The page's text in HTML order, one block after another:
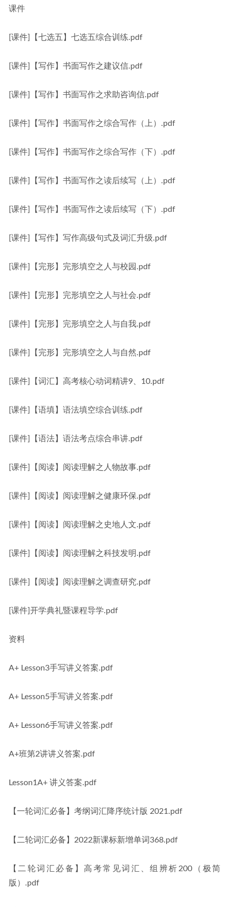
课件
[课件]【七选五】七选五综合训练.pdf
[课件]【写作】书面写作之建议信.pdf
[课件]【写作】书面写作之求助咨询信.pdf
[课件]【写作】书面写作之综合写作（上）.pdf
[课件]【写作】书面写作之综合写作（下）.pdf
[课件]【写作】书面写作之读后续写（上）.pdf
[课件]【写作】书面写作之读后续写（下）.pdf
[课件]【写作】写作高级句式及词汇升级.pdf
[课件]【完形】完形填空之人与校园.pdf
[课件]【完形】完形填空之人与社会.pdf
[课件]【完形】完形填空之人与自我.pdf
[课件]【完形】完形填空之人与自然.pdf
[课件]【词汇】高考核心动词精讲9、10.pdf
[课件]【语填】语法填空综合训练.pdf
[课件]【语法】语法考点综合串讲.pdf
[课件]【阅读】阅读理解之人物故事.pdf
[课件]【阅读】阅读理解之健康环保.pdf
[课件]【阅读】阅读理解之史地人文.pdf
[课件]【阅读】阅读理解之科技发明.pdf
[课件]【阅读】阅读理解之调查研究.pdf
[课件]开学典礼暨课程导学.pdf
资料
A+ Lesson3手写讲义答案.pdf
A+ Lesson5手写讲义答案.pdf
A+ Lesson6手写讲义答案.pdf
A+班第2讲讲义答案.pdf
Lesson1A+ 讲义答案.pdf
【一轮词汇必备】考纲词汇降序统计版 2021.pdf
【二轮词汇必备】2022新课标新增单词368.pdf
【二轮词汇必备】高考常见词汇、组辨析200（极简
版）.pdf